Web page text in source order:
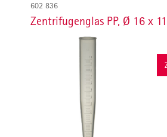
602 836
Zentrifugenglas PP, Ø 16 x